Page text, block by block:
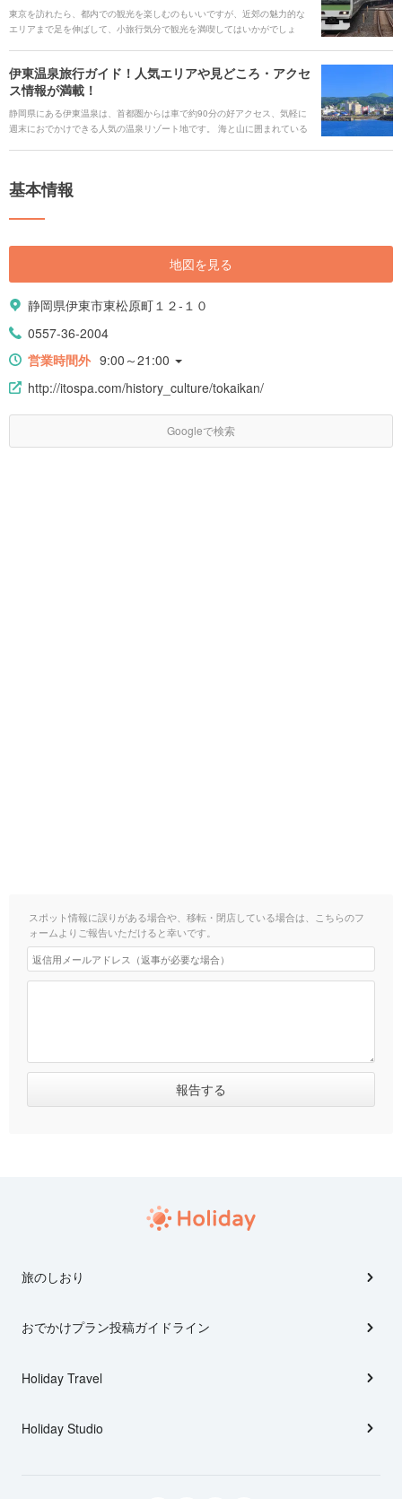
東京を訪れたら、都内での観光を楽しむのもいいですが、近郊の魅力的な
エリアまで足を伸ばして、小旅行気分で観光を満喫してはいかがでしょ
けるエリアと、そのエリアおすすめのスポットをご紹介します。
伊東温泉旅行ガイド！人気エリアや見どころ・アクセ
ス情報が満載！
静岡県にある伊東温泉は、首都圏からは車で約90分の好アクセス、気軽に
週末におでかけできる人気の温泉リゾート地です。 海と山に囲まれている
基本情報
地図を見る
静岡県伊東市東松原町１２-１０
0557-36-2004
営業時間外 9:00～21:00
http://itospa.com/history_culture/tokaikan/
Googleで検索
スポット情報に誤りがある場合や、移転・閉店している場合は、こちらのフ
ォームよりご報告いただけると幸いです。
旅のしおり
おでかけプラン投稿ガイドライン
Holiday Travel
Holiday Studio